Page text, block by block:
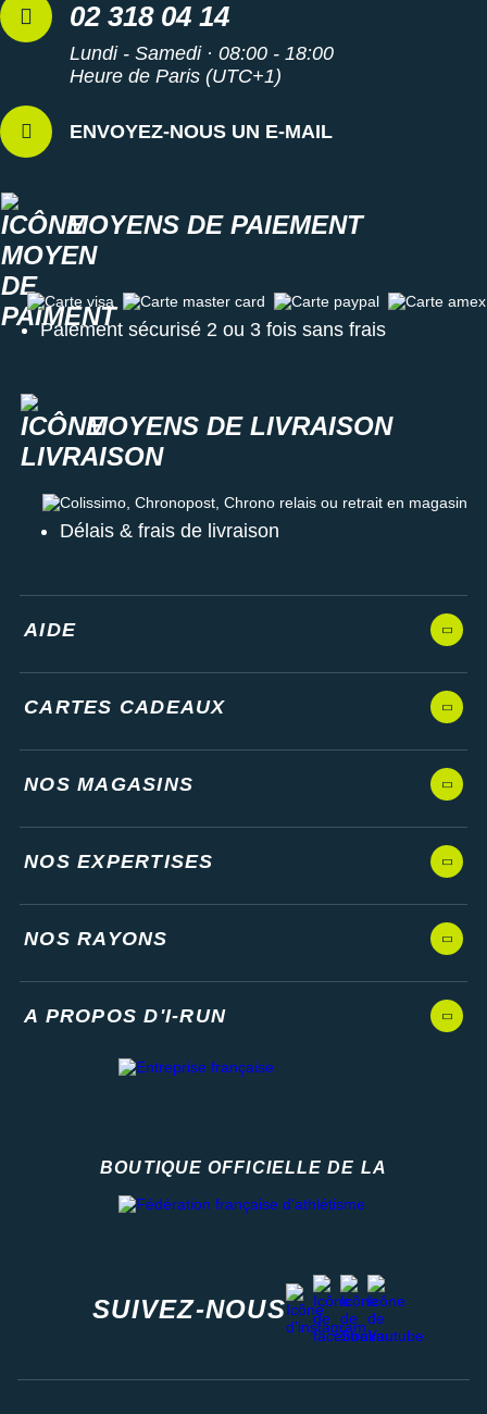
02 318 04 14
Lundi - Samedi · 08:00 - 18:00
Heure de Paris (UTC+1)
ENVOYEZ-NOUS UN E-MAIL
MOYENS DE PAIEMENT
Carte visa Carte master card Carte paypal Carte amex
Paiement sécurisé 2 ou 3 fois sans frais
MOYENS DE LIVRAISON
Colissimo, Chronopost, Chrono relais ou retrait en magasin
Délais & frais de livraison
AIDE
CARTES CADEAUX
NOS MAGASINS
NOS EXPERTISES
NOS RAYONS
A PROPOS D'I-RUN
BOUTIQUE OFFICIELLE DE LA
SUIVEZ-NOUS
instagram
facebook
stravayoutube